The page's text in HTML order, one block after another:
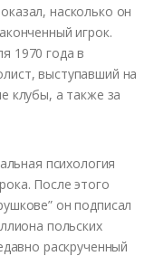
насколько он
игрок.
1970 года в
выступавший на
клубы, а также за
психология
После этого
он подписал
польских
раскрученный